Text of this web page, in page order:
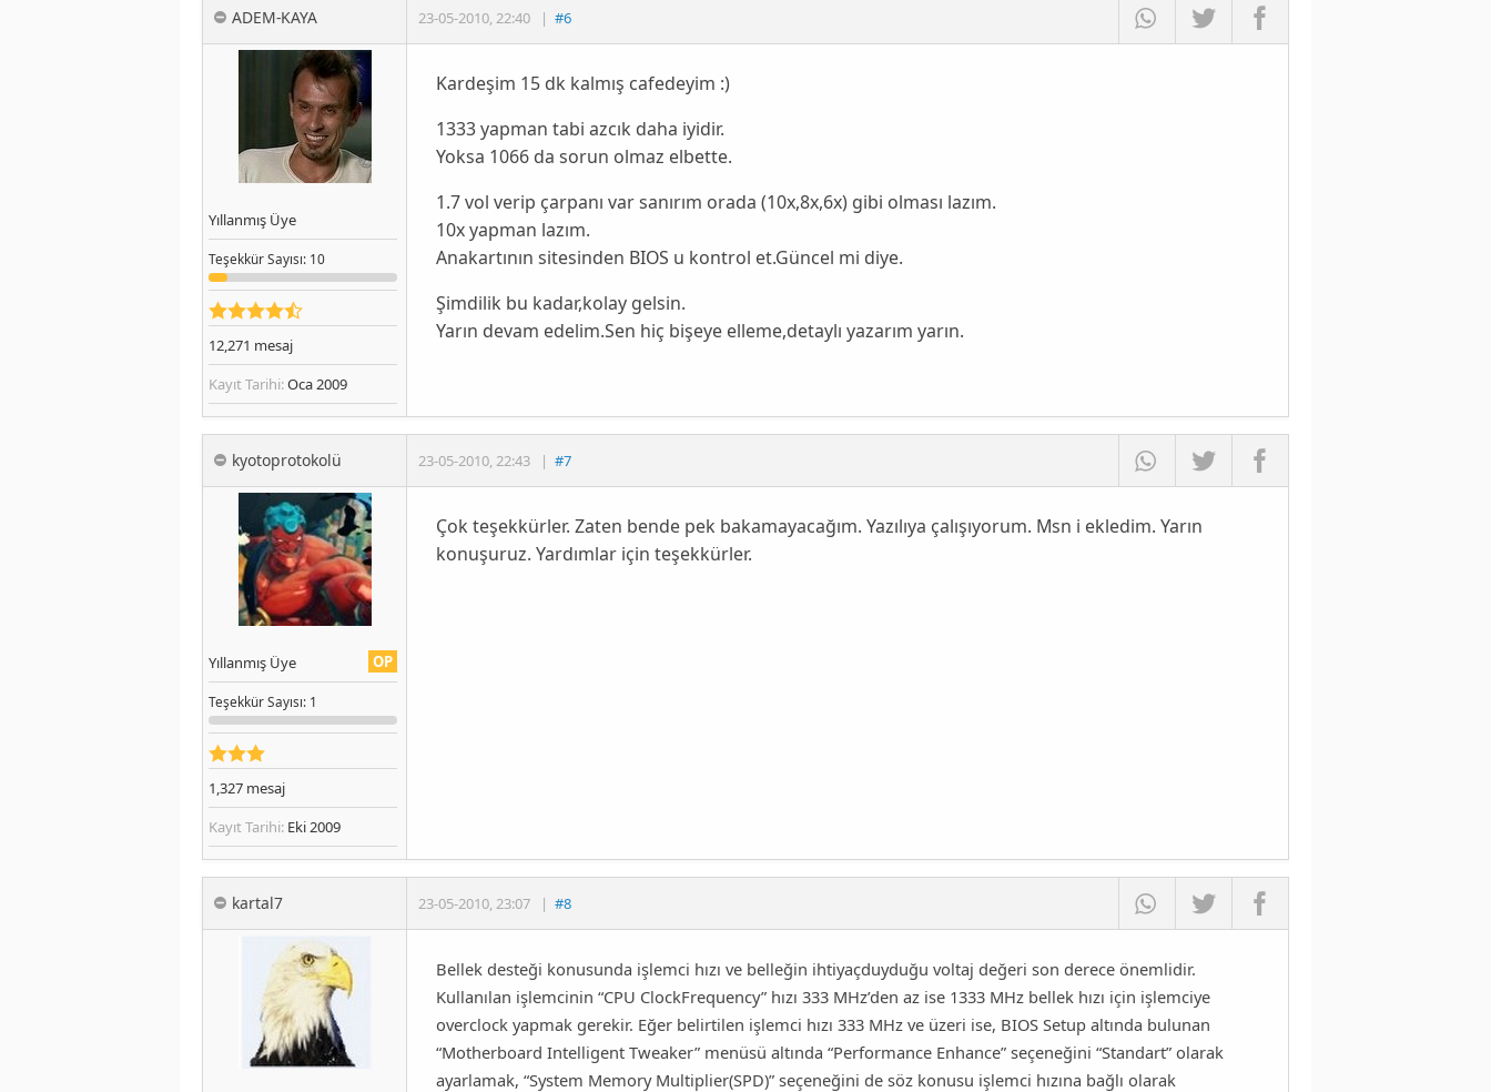
ADEM-KAYA 23-05-2010,22:40 | #6
Yıllanmış Üye
TeşekkürSayısı: 10
12,271 mesaj
Kayıt Tarihi:Oca 2009
Kardeşim 15 dk kalmış cafedeyim :)
1333 yapman tabi azcık daha iyidir.
Yoksa 1066 da sorun olmaz elbette.
1.7 vol verip çarpanı var sanırım orada (10x,8x,6x) gibi olması lazım.
10x yapman lazım.
Anakartının sitesinden BIOS u kontrol et.Güncel mi diye.
Şimdilik bu kadar,kolay gelsin.
Yarın devam edelim.Sen hiç bişeye elleme,detaylı yazarım yarın.
kyotoprotokolü 23-05-2010,22:43 | #7
OP
Yıllanmış Üye
TeşekkürSayısı: 1
1,327 mesaj
Kayıt Tarihi: Eki 2009
Çok teşekkürler. Zaten bende pek bakamayacağım. Yazılıya çalışıyorum. Msn i ekledim. Yarın
konuşuruz. Yardımlar için teşekkürler.
kartal7 23-05-2010,23:07 | #8
Bellek desteği konusunda işlemci hızı ve belleğin ihtiyaçduyduğu voltaj değeri son derece önemlidir.
Kullanılan işlemcinin “CPU ClockFrequency” hızı 333 MHz’den az ise 1333 MHz bellek hızı için işlemciye
overclock yapmak gerekir. Eğer belirtilen işlemci hızı 333 MHz ve üzeri ise, BIOS Setup altında bulunan
“Motherboard Intelligent Tweaker” menüsü altında “Performance Enhance” seçeneğini “Standart” olarak
ayarlamak, “System Memory Multiplier(SPD)” seçeneğini de söz konusu işlemci hızına bağlı olarak